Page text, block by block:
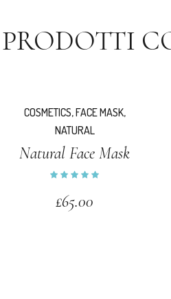
PRODOTTI
COSMETICS,FACE MASK,
NATURAL
Natural Face Mask
£65.00